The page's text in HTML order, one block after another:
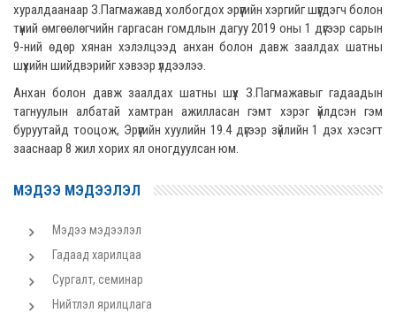
хуралдаанаар З.Пагмажавд холбогдох эрүүгийн хэргийг шүүгдэгч болон
түүний өмгөөлөгчийн гаргасан гомдлын дагуу 2019 оны 1 дүгээр сарын
9-ний өдөр хянан хэлэлцээд анхан болон давж заалдах шатны
шүүхийн шийдвэрийг хэвээр үлдээлээ.
Анхан болон давж заалдах шатны шүүх З.Пагмажавыг гадаадын
тагнуулын албатай хамтран ажилласан гэмт хэрэг үйлдсэн гэм
буруутайд тооцож, Эрүүгийн хуулийн 19.4 дүгээр зүйлийн 1 дэх хэсэгт
зааснаар 8 жил хорих ял оногдуулсан юм.
МЭДЭЭ МЭДЭЭЛЭЛ
Мэдээ мэдээлэл
Гадаад харилцаа
Сургалт, семинар
Нийтлэл ярилцлага